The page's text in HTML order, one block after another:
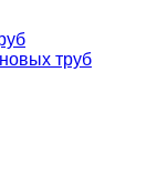
труб